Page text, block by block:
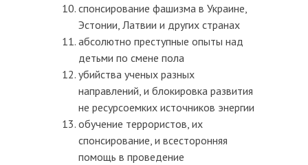
спонсирование фашизма в Украине,
Эстонии, Латвии и других странах
абсолютно преступные опыты над
детьми по смене пола
убийства ученых разных
направлений, и блокировка развития
не ресурсоемких источников энергии
обучение террористов, их
спонсирование, и всесторонняя
помощь в проведение